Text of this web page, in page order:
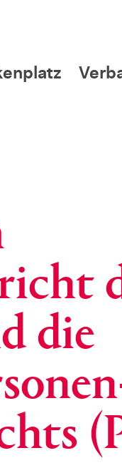
die